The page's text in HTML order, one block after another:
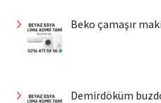
Beko çamaşır
Demirdöküm